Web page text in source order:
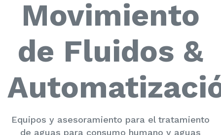
Movimiento
de Fluidos &
Equipos y asesoramiento para el tratamiento
de aguas para consumo humano y aguas